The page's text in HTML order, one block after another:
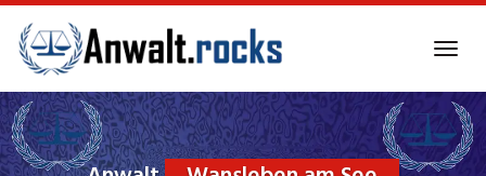
to
main
content